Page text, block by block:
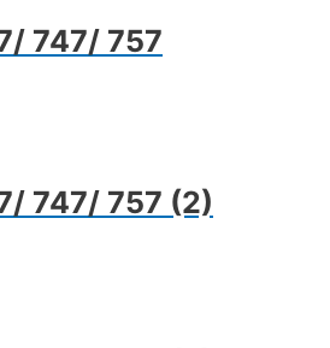
747/ 757
747/ 757 (2)